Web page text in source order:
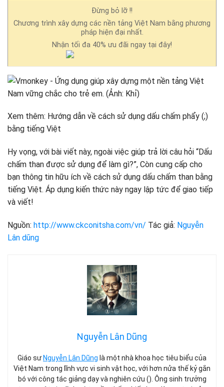
Đừng bỏ lỡ !!
Chương trình xây dựng các nền tảng Việt Nam bằng phương
pháp hiện đại nhất.
Nhận tối đa 40% ưu đãi ngay tại đây!
Xem thêm: Hướng dẫn về cách sử dụng dấu chấm phẩy (;)
bằng tiếng Việt
Hy vọng, với bài viết này, ngoài việc giúp trả lời câu hỏi “Dấu
chấm than được sử dụng để làm gì?”, Còn cung cấp cho
bạn thông tin hữu ích về cách sử dụng dấu chấm than bằng
tiếng Việt. Áp dụng kiến thức này ngay lập tức để giao tiếp
và viết!
Nguồn: http://www.ckconitsha.com/vn/ Tác giả: Nguyễn
Lân dũng
Nguyễn Lân Dũng
Giáo sư Nguyễn Lân Dũng là một nhà khoa học tiêu biểu của
Việt Nam trong lĩnh vực vi sinh vật học, với hơn nửa thế kỷ gắn
bó với công tác giảng dạy và nghiên cứu (). Ông sinh trưởng